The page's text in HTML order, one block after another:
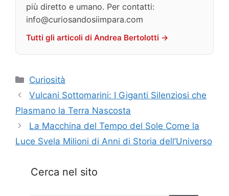
più diretto e umano. Per contatti:
info@curiosandosiimpara.com
Tutti gli articoli di Andrea Bertolotti →
Categorie
Curiosità
Vulcani Sottomarini: I Giganti Silenziosi che
Plasmano la Terra Nascosta
La Macchina del Tempo del Sole Come la
Luce Svela Milioni di Anni di Storia dell’Universo
Cerca nel sito